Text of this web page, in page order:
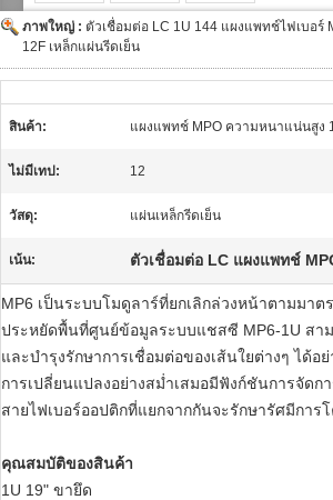
ภาพใหญ่ : ตัวเชื่อมต่อ LC 1U 144 แผงแพทช์ไฟเบอร์
12F เหล็กแผ่นรีดเย็น
สินค้า: แผงแพทช์ MPO ความหนาแน่นสูง
ไม่มีเทป: 12
วัสดุ: แผ่นเหล็กรีดเย็น
เน้น: ตัวเชื่อมต่อ LC แผงแพทช์
MP6 เป็นระบบโมดูลาร์ที่ยกเลิกล่วงหน้าตามมา
ประหยัดพื้นที่ศูนย์ข้อมูลระบบแชสซี MP6-1U สา
และบำรุงรักษาการเชื่อมต่อของเส้นใยต่างๆ ได้อ
การเปลี่ยนแปลงอย่างสม่ำเสมอมีฟังก์ชันการจัด
สายไฟเบอร์ออปติกที่แยกจากกันจะรักษารัศมีการ
คุณสมบัติของสินค้า
1U 19" ขายึด